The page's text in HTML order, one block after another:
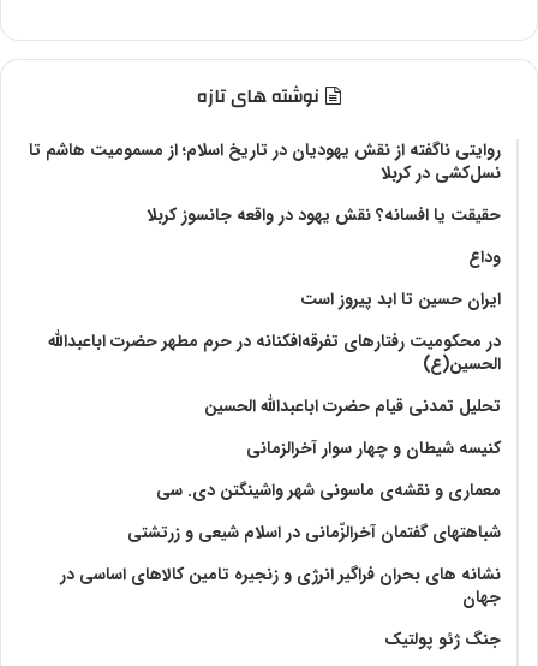
نوشته های تازه
روایتی ناگفته از نقش یهودیان در تاریخ اسلام؛ از مسمومیت هاشم تا
نسل‌کشی در کربلا
حقیقت یا افسانه؟‌ نقش یهود در واقعه جانسوز کربلا
وداع
ایران حسین تا ابد پیروز است
در محکومیت رفتارهای تفرقه‌افکنانه در حرم مطهر حضرت اباعبدالله
الحسین(ع)
تحلیل تمدنی قیام حضرت اباعبدالله الحسین
کنیسه شیطان و چهار سوار آخرالزمانی
معماری و نقشه‌ی ماسونی شهر واشينگتن دی. سی
شباهتهای گفتمان آخر‌الزّمانی در اسلام شیعی و زرتشتی
نشانه های بحران فراگیر انرژی و زنجیره تامین کالاهای اساسی در
جهان
جنگ ژئو پولتیک